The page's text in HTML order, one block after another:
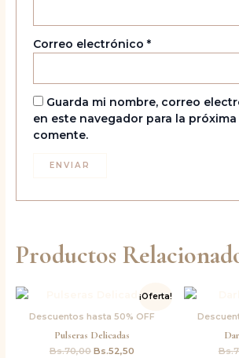
Correo electrónico *
Guarda mi nombre, correo
en este navegador para la próxima
comente.
Productos
¡Oferta!
Descuentos hasta 50% OFF
Pulseras Delicadas
Bs.70,00
original
Bs.70,00.
Bs.52,50
precio
actual
Bs.